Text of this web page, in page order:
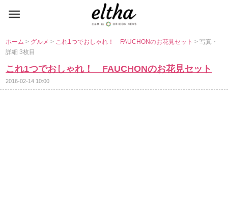
ホーム> グルメ> これ1つでおしゃれ！ FAUCHONのお花見セット> 写真・
詳細 3枚目
これ1つでおしゃれ！ FAUCHONのお花見セット
2016-02-14 10:00